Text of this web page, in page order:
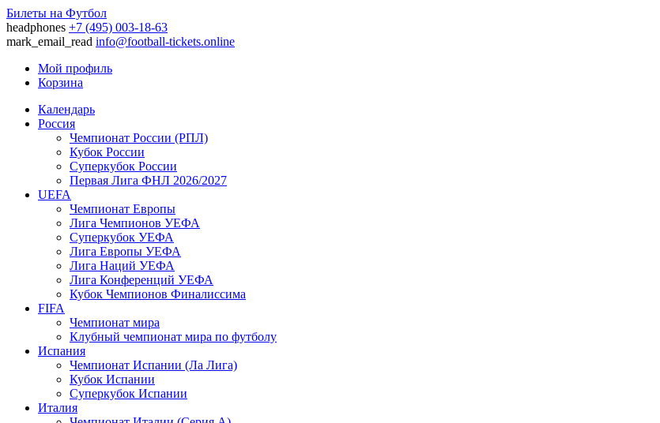
Билеты на Футбол
headphones +7 (495) 003-18-63
mark_email_read info@football-tickets.online
Мой профиль
Корзина
Календарь
Россия
Чемпионат России (РПЛ)
Кубок России
Суперкубок России
Первая Лига ФНЛ 2026/2027
UEFA
Чемпионат Европы
Лига Чемпионов УЕФА
Суперкубок УЕФА
Лига Европы УЕФА
Лига Наций УЕФА
Лига Конференций УЕФА
Кубок Чемпионов Финалиссима
FIFA
Чемпионат мира
Клубный чемпионат мира по футболу
Испания
Чемпионат Испании (Ла Лига)
Кубок Испании
Суперкубок Испании
Италия